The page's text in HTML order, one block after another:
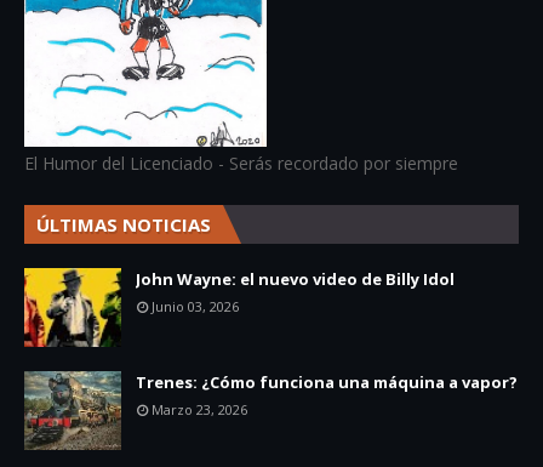
El Humor del Licenciado - Serás recordado por siempre
ÚLTIMAS NOTICIAS
John Wayne: el nuevo video de Billy Idol
Junio 03, 2026
Trenes: ¿Cómo funciona una máquina a vapor?
Marzo 23, 2026